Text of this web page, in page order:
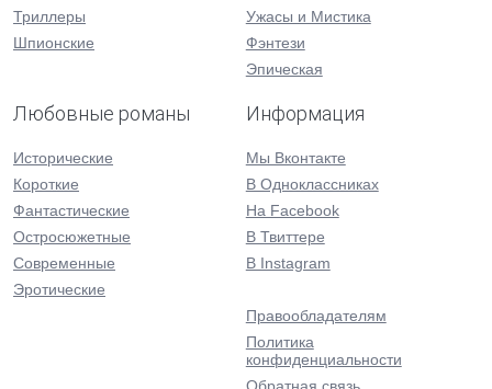
Триллеры
Шпионские
Ужасы и Мистика
Фэнтези
Эпическая
Любовные романы
Исторические
Короткие
Фантастические
Остросюжетные
Современные
Эротические
Информация
Мы Вконтакте
В Одноклассниках
На Facebook
В Твиттере
В Instagram
Правообладателям
Политика
конфиденциальности